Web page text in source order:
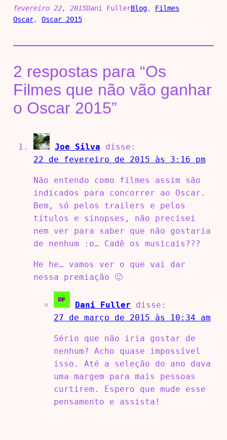
fevereiro 22, 2015Dani FullerBlog, Filmes
Oscar, Oscar 2015
2 respostas para “Os
Filmes que não vão ganhar
o Oscar 2015”
Joe Silva
disse:
22 de fevereiro de 2015 às 3:16 pm
Não entendo como filmes assim são
indicados para concorrer ao Oscar.
Bem, só pelos trailers e pelos
títulos e sinopses, não precisei
nem ver para saber que não gostaria
de nenhum :o… Cadê os musicais???
He he… vamos ver o que vai dar
nessa premiação 🙂
Dani Fuller
disse:
27 de março de 2015 às 10:34 am
Sério que não iria gostar de
nenhum? Acho quase impossível
isso. Até a seleção do ano dava
uma margem para mais pessoas
curtirem. Espero que mude esse
pensamento e assista!